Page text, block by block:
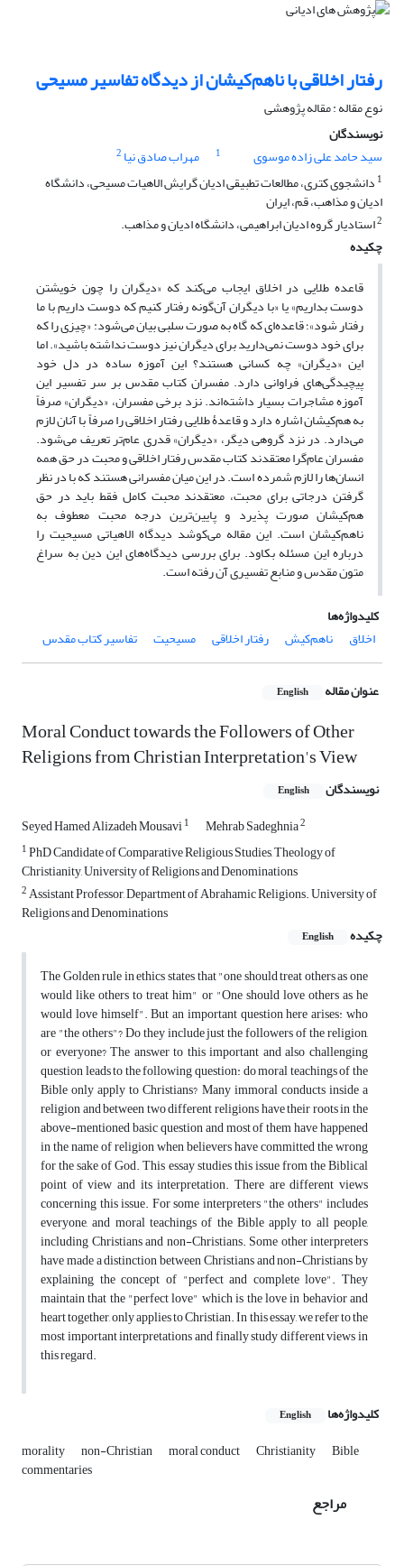
رفتار اخلاقی با ناهم‌کیشان از دیدگاه تفاسیر مسیحی
نوع مقاله : مقاله پژوهشی
نویسندگان
سید حامد علی زاده موسوی
1 مهراب صادق نیا 2
1 دانشجوی کتری، مطالعات تطبیقی ادیان گرایش الاهیات مسیحی، دانشگاه
ادیان و مذاهب، قم، ایران
2استادیار گروه ادیان ابراهیمی، دانشگاه ادیان و مذاهب.
چکیده
قاعده طلایی در اخلاق ایجاب می‌کند که «دیگران را چون خویشتن
دوست بداریم» یا «با دیگران آن‌گونه رفتار کنیم که دوست داریم با ما
رفتار شود»؛ قاعده‌ای که گاه به صورت سلبی بیان می‌شود: «چیزی را که
برای خود دوست نمی‌دارید برای دیگران نیز دوست نداشته باشید». اما
این «دیگران» چه کسانی هستند؟ این آموزه ساده در دل خود
پیچیدگی‌های فراوانی دارد. مفسران کتاب مقدس بر سر تفسیر این
آموزه مشاجرات بسیار داشته‌اند. نزد برخی مفسران، «دیگران» صرفاً
به هم‌کیشان اشاره دارد و قاعدۀ طلایی رفتار اخلاقی را صرفاً با آنان لازم
می‌دارد. در نزد گروهی دیگر، «دیگران» قدری عام‌تر تعریف می‌شود.
مفسران عام‌گرا معتقدند کتاب مقدس رفتار اخلاقی و محبت در حق همه
انسان‌ها را لازم شمرده است. در این میان مفسرانی هستند که با در نظر
گرفتن درجاتی برای محبت، معتقدند محبت کامل فقط باید در حق
هم‌کیشان صورت پذیرد و پایین‌ترین درجه محبت معطوف به
ناهم‌کیشان است. این مقاله می‌کوشد دیدگاه الاهیاتی مسیحیت را
درباره این مسئله بکاود. برای بررسی دیدگاه‌های این دین به سراغ
متون مقدس و منابع تفسیری آن رفته است.
کلیدواژه‌ها
اخلاق
ناهم‌کیش رفتار اخلاقی مسیحیت تفاسیر کتاب مقدس
عنوان مقاله English
Moral Conduct towards the Followers of Other
Religions from Christian Interpretation's View
نویسندگان English
Seyed Hamed Alizadeh Mousavi1 Mehrab Sadeghnia2
1PhD Candidate of Comparative Religious Studies, Theology of
Christianity, University of Religions and Denominations
2Assistant Professor, Department of Abrahamic Religions. University of
Religions and Denominations
چکیده
English
The Golden rule in ethics states that "one should treat others as one
would like others to treat him" or "One should love others as he
would love himself". But an important question here arises: who
are "the others"? Do they include just the followers of the religion,
or everyone? The answer to this important and also challenging
question leads to the following question: do moral teachings of the
Bible only apply to Christians? Many immoral conducts inside a
religion and between two different religions have their roots in the
above-mentioned basic question and most of them have happened
in the name of religion when believers have committed the wrong
for the sake of God. This essay studies this issue from the Biblical
point of view and its interpretation. There are different views
concerning this issue. For some interpreters "the others" includes
everyone, and moral teachings of the Bible apply to all people,
including Christians and non-Christians. Some other interpreters
have made a distinction between Christians and non-Christians by
explaining the concept of "perfect and complete love". They
maintain that the "perfect love" which is the love in behavior and
heart together, only applies to Christian. In this essay, we refer to the
most important interpretations and finally study different views in
this regard.
کلیدواژه‌ها English
morality non-Christian moral conduct Christianity Bible
commentaries
مراجع